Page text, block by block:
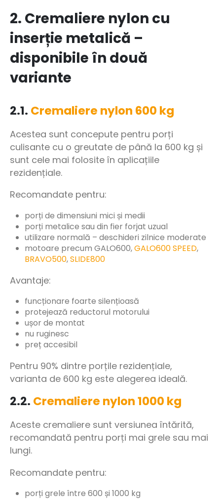
2. Cremaliere nylon cu
inserție metalică –
disponibile în două
variante
2.1. Cremaliere nylon 600 kg
Acestea sunt concepute pentru porți
culisante cu o greutate de până la 600 kg și
sunt cele mai folosite în aplicațiile
rezidențiale.
Recomandate pentru:
porți de dimensiuni mici și medii
porți metalice sau din fier forjat uzual
utilizare normală – deschideri zilnice moderate
motoare precum GALO600,GALO600 SPEED,
BRAVO500,SLIDE800
Avantaje:
funcționare foarte silențioasă
protejează reductorul motorului
ușor de montat
nu ruginesc
preț accesibil
Pentru 90% dintre porțile rezidențiale,
varianta de 600 kg este alegerea ideală.
2.2. Cremaliere nylon 1000 kg
Aceste cremaliere sunt versiunea întărită,
recomandată pentru porți mai grele sau mai
lungi.
Recomandate pentru:
porți grele între 600 și 1000 kg